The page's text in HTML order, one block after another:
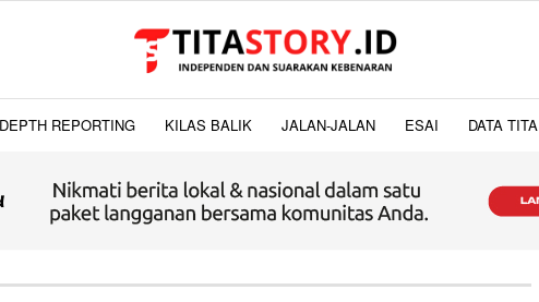
REPORTING KILAS BALIK JALAN-JALAN ESAI DATA TITA